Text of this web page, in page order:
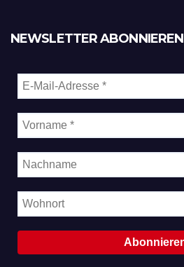
NEWSLETTER ABONNIEREN